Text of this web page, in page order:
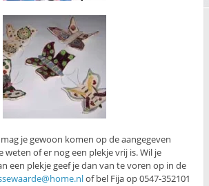
je gewoon komen op de aangegeven
weten of er nog een plekje vrij is. Wil je
een plekje geef je dan van te voren op in de
of bel Fija op 0547-352101